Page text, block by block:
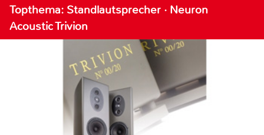
Topthema: Standlautsprecher · Neuron
Acoustic Trivion